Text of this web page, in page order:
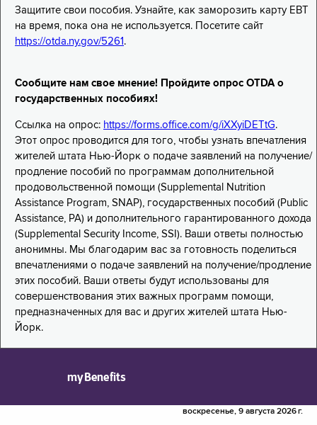
Защитите свои пособия. Узнайте, как заморозить карту EBT
на время, пока она не используется. Посетите сайт
https://otda.ny.gov/5261 .
Сообщите нам свое мнение! Пройдите опрос OTDA о
государственных пособиях!
Ссылка на опрос: https://forms.office.com/g/iXXyiDETtG.
Этот опрос проводится для того, чтобы узнать впечатления
жителей штата Нью-Йорк о подаче заявлений на получение/
продление пособий по программам дополнительной
продовольственной помощи (Supplemental Nutrition
Assistance Program, SNAP), государственных пособий (Public
Assistance, PA) и дополнительного гарантированного дохода
(Supplemental Security Income, SSI). Ваши ответы полностью
анонимны. Мы благодарим вас за готовность поделиться
впечатлениями о подаче заявлений на получение/продление
этих пособий. Ваши ответы будут использованы для
совершенствования этих важных программ помощи,
предназначенных для вас и других жителей штата Нью-
Йорк.
myBenefits
воскресенье, 9 августа 2026 г.